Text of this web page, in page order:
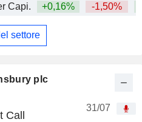
plc
Call
31/07
Capi.
+0,16% -1,50%
settore